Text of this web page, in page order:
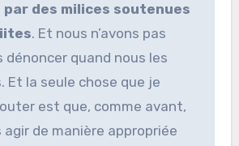
par des milices soutenues
. Et nous n’avons pas
dénoncer quand nous les
Et la seule chose que je
est que, comme avant,
agir de manière appropriée